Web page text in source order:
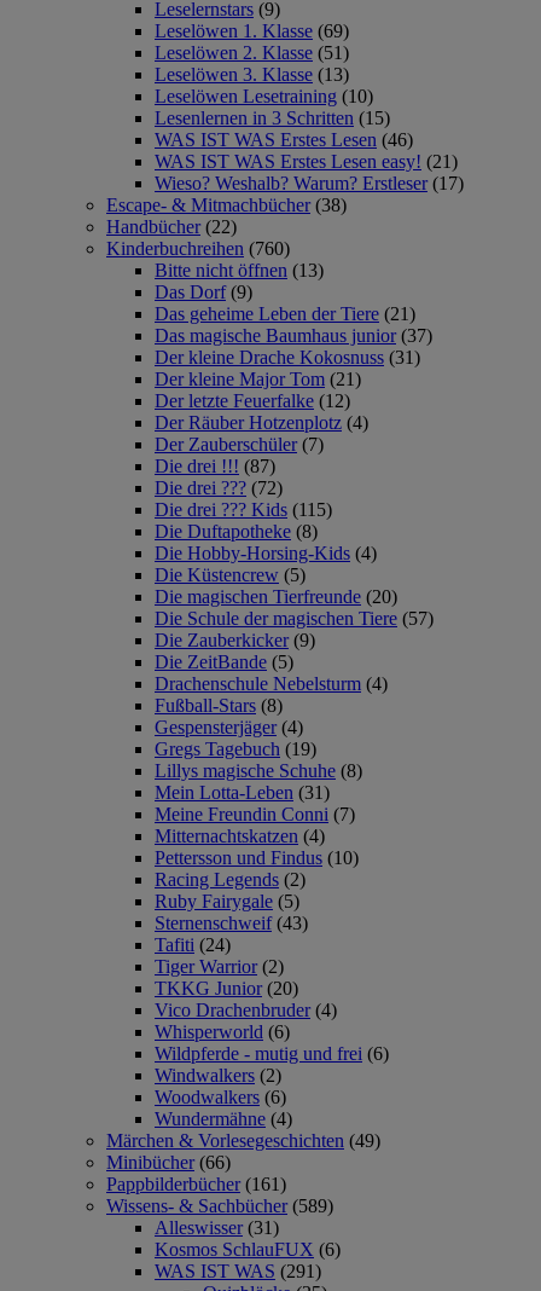
Leselernstars (9)
Leselöwen 1. Klasse (69)
Leselöwen 2. Klasse (51)
Leselöwen 3. Klasse (13)
Leselöwen Lesetraining (10)
Lesenlernen in 3 Schritten (15)
WAS IST WAS Erstes Lesen (46)
WAS IST WAS Erstes Lesen easy! (21)
Wieso? Weshalb? Warum? Erstleser (17)
Escape- & Mitmachbücher (38)
Handbücher (22)
Kinderbuchreihen (760)
Bitte nicht öffnen (13)
Das Dorf (9)
Das geheime Leben der Tiere (21)
Das magische Baumhaus junior (37)
Der kleine Drache Kokosnuss (31)
Der kleine Major Tom (21)
Der letzte Feuerfalke (12)
Der Räuber Hotzenplotz (4)
Der Zauberschüler (7)
Die drei !!! (87)
Die drei ??? (72)
Die drei ??? Kids (115)
Die Duftapotheke (8)
Die Hobby-Horsing-Kids (4)
Die Küstencrew (5)
Die magischen Tierfreunde (20)
Die Schule der magischen Tiere (57)
Die Zauberkicker (9)
Die ZeitBande (5)
Drachenschule Nebelsturm (4)
Fußball-Stars (8)
Gespensterjäger (4)
Gregs Tagebuch (19)
Lillys magische Schuhe (8)
Mein Lotta-Leben (31)
Meine Freundin Conni (7)
Mitternachtskatzen (4)
Pettersson und Findus (10)
Racing Legends (2)
Ruby Fairygale (5)
Sternenschweif (43)
Tafiti (24)
Tiger Warrior (2)
TKKG Junior (20)
Vico Drachenbruder (4)
Whisperworld (6)
Wildpferde - mutig und frei (6)
Windwalkers (2)
Woodwalkers (6)
Wundermähne (4)
Märchen & Vorlesegeschichten (49)
Minibücher (66)
Pappbilderbücher (161)
Wissens- & Sachbücher (589)
Alleswisser (31)
Kosmos SchlauFUX (6)
WAS IST WAS (291)